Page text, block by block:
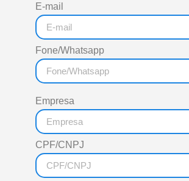
E-mail
Fone/Whatsapp
Empresa
CPF/CNPJ